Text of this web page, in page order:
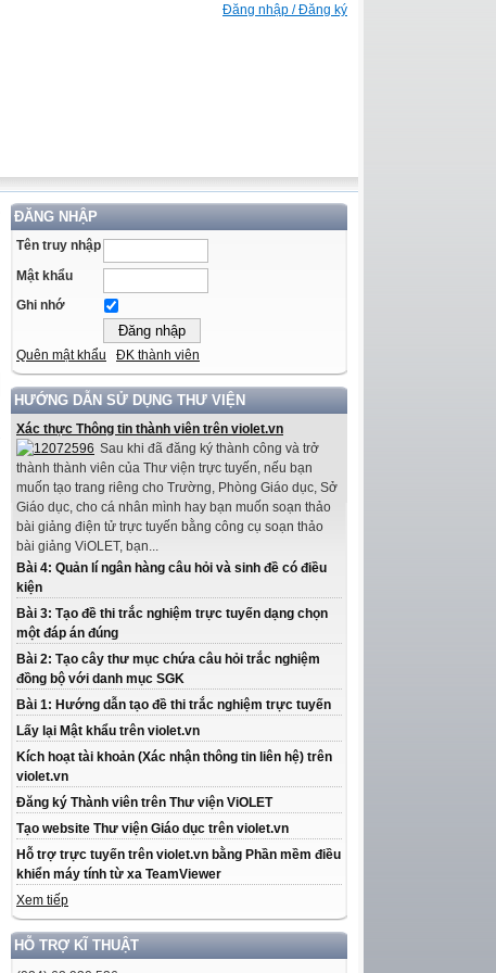
Đăng nhập / Đăng ký
ĐĂNG NHẬP
Tên truy nhập
Mật khẩu
Ghi nhớ
Quên mật khẩu ĐK thành viên
HƯỚNG DẪN SỬ DỤNG THƯ VIỆN
Xác thực Thông tin thành viên trên violet.vn
Sau khi đã đăng ký thành công và trở
thành thành viên của Thư viện trực tuyến, nếu bạn
muốn tạo trang riêng cho Trường, Phòng Giáo dục, Sở
Giáo dục, cho cá nhân mình hay bạn muốn soạn thảo
bài giảng điện tử trực tuyến bằng công cụ soạn thảo
bài giảng ViOLET, bạn...
Bài 4: Quản lí ngân hàng câu hỏi và sinh đề có điều
kiện
Bài 3: Tạo đề thi trắc nghiệm trực tuyến dạng chọn
một đáp án đúng
Bài 2: Tạo cây thư mục chứa câu hỏi trắc nghiệm
đồng bộ với danh mục SGK
Bài 1: Hướng dẫn tạo đề thi trắc nghiệm trực tuyến
Lấy lại Mật khẩu trên violet.vn
Kích hoạt tài khoản (Xác nhận thông tin liên hệ) trên
violet.vn
Đăng ký Thành viên trên Thư viện ViOLET
Tạo website Thư viện Giáo dục trên violet.vn
Hỗ trợ trực tuyến trên violet.vn bằng Phần mềm điều
khiển máy tính từ xa TeamViewer
Xem tiếp
HỖ TRỢ KĨ THUẬT